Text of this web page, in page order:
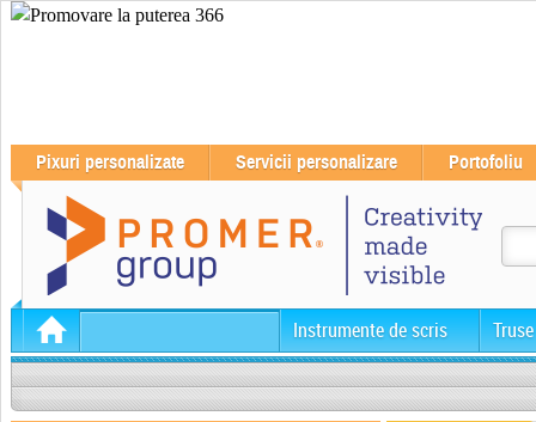
Pixuri personalizate Servicii personalizare Portofoliu
Instrumente de scris